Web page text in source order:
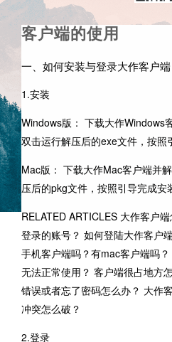
客户端的使用
一、如何安装与登录大作客户端
1.安装
Windows版： 下载大作Windows
双击运行解压后的exe文件，按照
Mac版： 下载大作Mac客户端并
压后的pkg文件，按照引导完成安
RELATED ARTICLES 大作客户
登录的账号？ 如何登陆大作客户
手机客户端吗？有mac客户端吗
无法正常使用？ 客户端很占地方
错误或者忘了密码怎么办？ 大作
冲突怎么破？
2.登录